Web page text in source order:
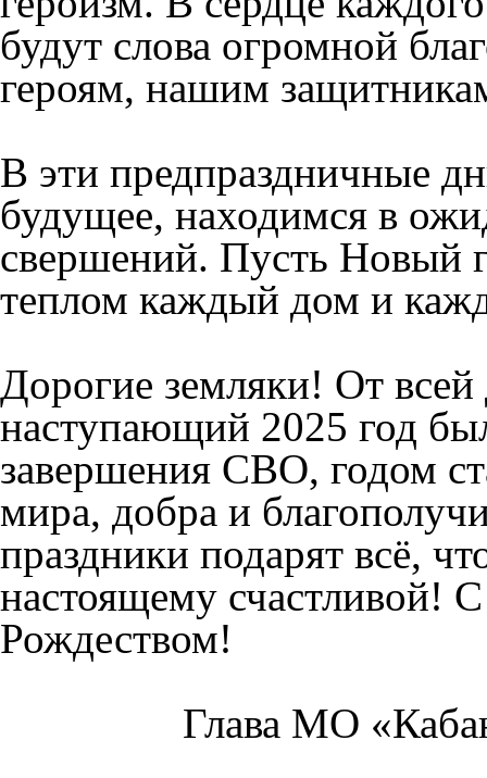
будут слова огромной
героям, нашим
В эти предпраздничные
будущее, находимся в
свершений. Пусть Новый
теплом каждый дом и
Дорогие земляки! От
наступающий 2025 год
завершения СВО, годом
мира, добра и
праздники подарят всё,
настоящему счастливой!
Рождеством!
Глава МО